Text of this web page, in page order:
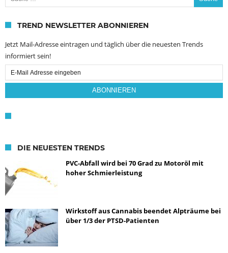
TREND NEWSLETTER ABONNIEREN
Jetzt Mail-Adresse eintragen und täglich über die neuesten Trends
informiert sein!
Email
Subscription
ABONNIEREN
DIE NEUESTEN TRENDS
PVC-Abfall wird bei 70 Grad zu Motoröl mit
hoher Schmierleistung
Wirkstoff aus Cannabis beendet Alpträume bei
über 1/3 der PTSD-Patienten